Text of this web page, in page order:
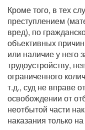
Кроме того, в тех
преступлением
вред), по
объективных
или наличие у него
трудоустройству,
ограниченного
т.д., суд не вправе
освобождении от
неотбытой части
наказания только